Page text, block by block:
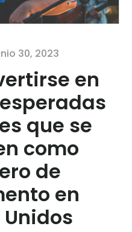
30, 2023
en
que se
como
de
en